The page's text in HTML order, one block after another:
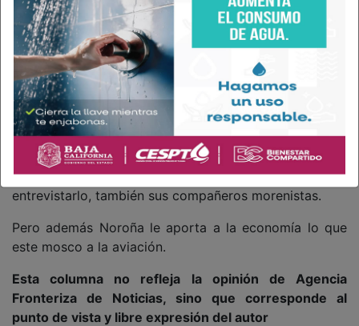
muy... hay que respetar primero. O sea, la esposa de
del alcalde o alcaldesa de Uruapan no está pasando
por un momento fácil, acaba de perder a su esposo.
Yo creo que, en esa parte, pues tiene que haber una
sensibilidad para empezar”, comentó Sheinbaum en
conferencia mañanera.
En cuanto a la gira de Noroña por Baja California, ya
sabemos que viene de paseo, porque no sólo los
reporteros de la fuente dejaron de interesarse en
entrevistarlo, también sus compañeros morenistas.
Pero además Noroña le aporta a la economía lo que
este mosco a la aviación.
Esta columna no refleja la opinión de Agencia
Fronteriza de Noticias, sino que corresponde al
punto de vista y libre expresión del autor